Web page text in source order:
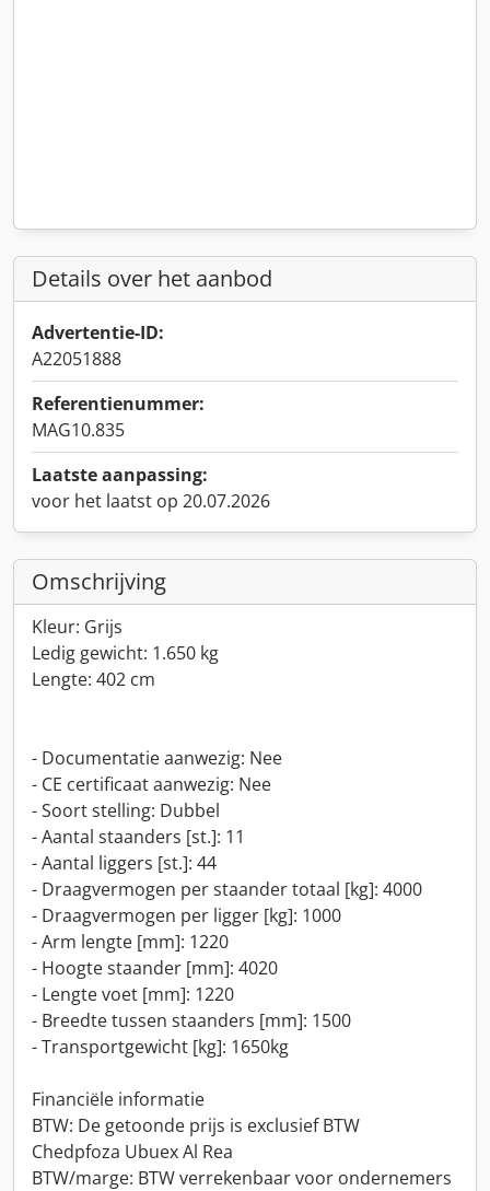
Details over het aanbod
Advertentie-ID:
A22051888
Referentienummer:
MAG10.835
Laatste aanpassing:
voor het laatst op 20.07.2026
Omschrijving
Kleur: Grijs
Ledig gewicht: 1.650 kg
Lengte: 402 cm
- Documentatie aanwezig: Nee
- CE certificaat aanwezig: Nee
- Soort stelling: Dubbel
- Aantal staanders [st.]: 11
- Aantal liggers [st.]: 44
- Draagvermogen per staander totaal [kg]: 4000
- Draagvermogen per ligger [kg]: 1000
- Arm lengte [mm]: 1220
- Hoogte staander [mm]: 4020
- Lengte voet [mm]: 1220
- Breedte tussen staanders [mm]: 1500
- Transportgewicht [kg]: 1650kg
Financiële informatie
BTW: De getoonde prijs is exclusief BTW
Chedpfoza Ubuex Al Rea
BTW/marge: BTW verrekenbaar voor ondernemers